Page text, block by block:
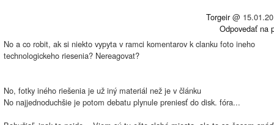
Torgeir@
Odpovedať na
No a co robit, ak si niekto vypyta v ramci komentarov k clanku foto ineho
technologickeho riesenia? Nereagovat?
No, fotky iného riešenia je už iný materiál než je v článku
No najjednoduchšie je potom debatu plynule preniesť do disk. fóra...